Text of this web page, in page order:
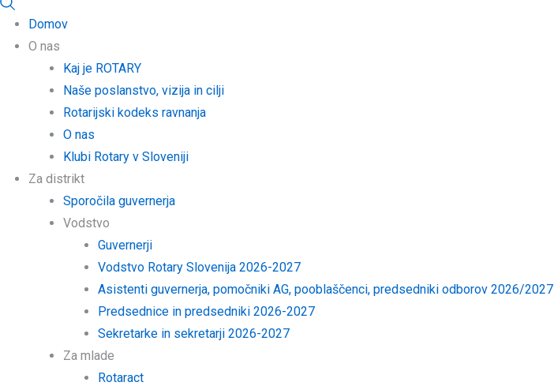
Domov
O nas
Kaj je ROTARY
Naše poslanstvo, vizija in cilji
Rotarijski kodeks ravnanja
O nas
Klubi Rotary v Sloveniji
Za distrikt
Sporočila guvernerja
Vodstvo
Guvernerji
Vodstvo Rotary Slovenija 2026-2027
Asistenti guvernerja, pomočniki AG, pooblaščenci, predsedniki odborov 2026/2027
Predsednice in predsedniki 2026-2027
Sekretarke in sekretarji 2026-2027
Za mlade
Rotaract